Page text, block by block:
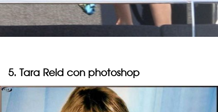
5. Tara Reid con photoshop